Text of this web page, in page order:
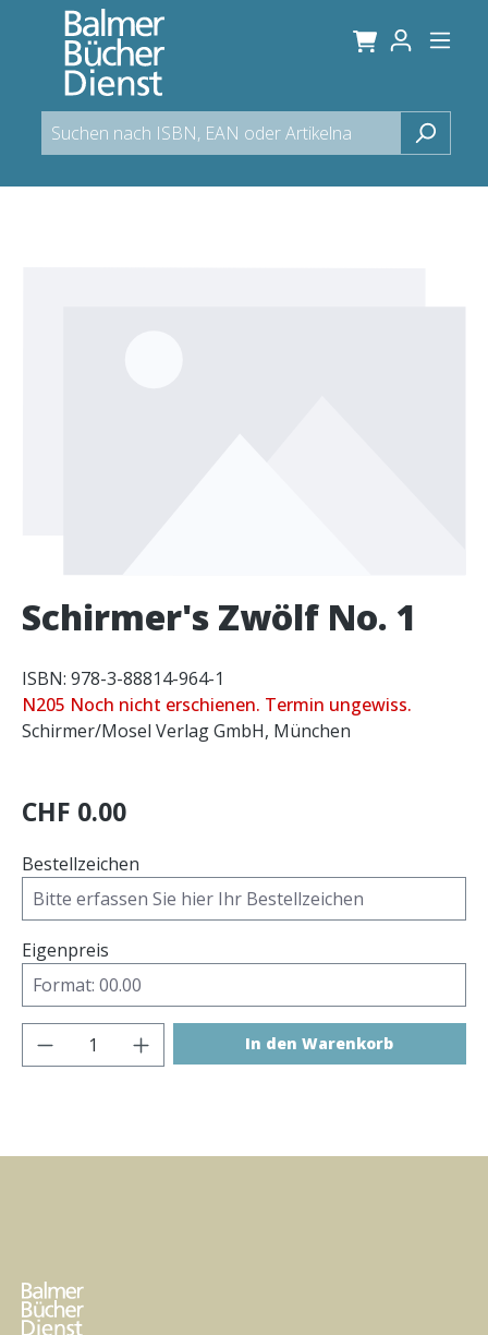
springen
Schirmer's Zwölf No. 1
ISBN: 978-3-88814-964-1
N205 Noch nicht erschienen. Termin ungewiss.
Schirmer/Mosel Verlag GmbH, München
CHF 0.00
Bestellzeichen
Eigenpreis
Produkt Anzahl: Gib den gewünschten
In den Warenkorb